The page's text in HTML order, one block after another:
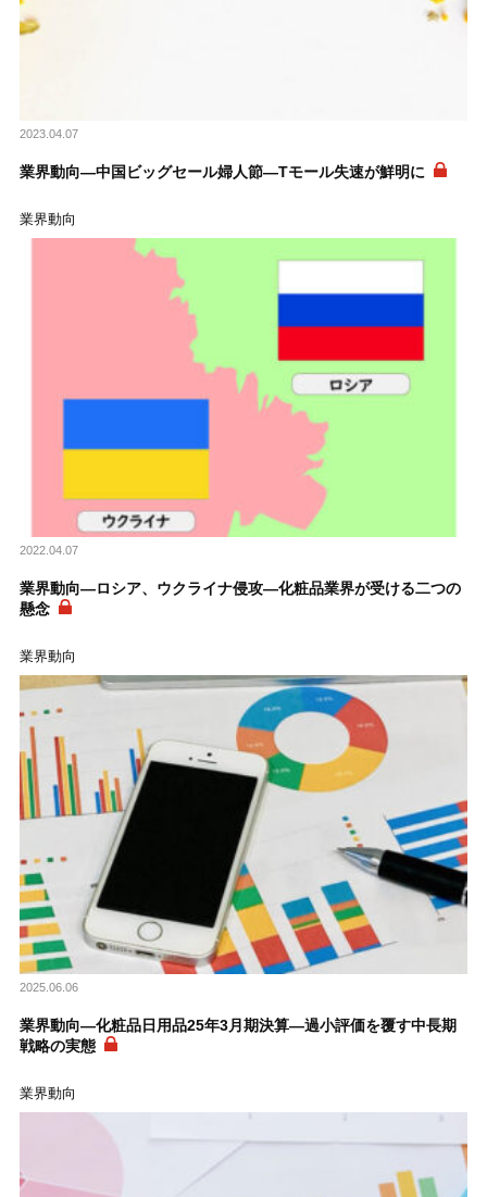
2023.04.07
業界動向―中国ビッグセール婦人節―Tモール失速が鮮明に
業界動向
2022.04.07
業界動向―ロシア、ウクライナ侵攻―化粧品業界が受ける二つの
懸念
業界動向
2025.06.06
業界動向―化粧品日用品25年3月期決算―過小評価を覆す中長期
戦略の実態
業界動向